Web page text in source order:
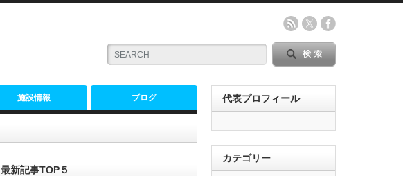
施設情報 ブログ
最新記事TOP５
代表プロフィール
カテゴリー